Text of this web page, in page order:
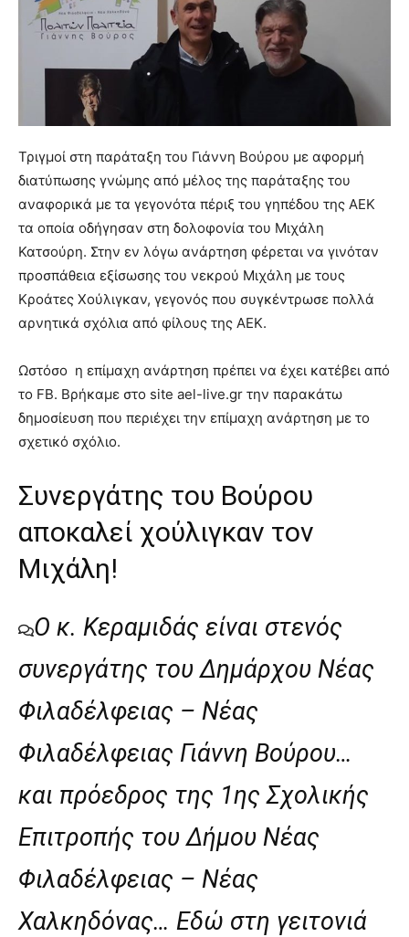
Τριγμοί στη παράταξη του Γιάννη Βούρου με αφορμή
διατύπωσης γνώμης από μέλος της παράταξης του
αναφορικά με τα γεγονότα πέριξ του γηπέδου της ΑΕΚ
τα οποία οδήγησαν στη δολοφονία του Μιχάλη
Κατσούρη. Στην εν λόγω ανάρτηση φέρεται να γινόταν
προσπάθεια εξίσωσης του νεκρού Μιχάλη με τους
Κροάτες Χούλιγκαν, γεγονός που συγκέντρωσε πολλά
αρνητικά σχόλια από φίλους της ΑΕΚ.
Ωστόσο η επίμαχη ανάρτηση πρέπει να έχει κατέβει από
το FB. Βρήκαμε στο site ael-live.gr την παρακάτω
δημοσίευση που περιέχει την επίμαχη ανάρτηση με το
σχετικό σχόλιο.
Συνεργάτης του Βούρου
αποκαλεί χούλιγκαν τον
Μιχάλη!
Ο κ. Κεραμιδάς είναι στενός
συνεργάτης του Δημάρχου Νέας
Φιλαδέλφειας – Νέας
Φιλαδέλφειας Γιάννη Βούρου…
και πρόεδρος της 1ης Σχολικής
Επιτροπής του Δήμου Νέας
Φιλαδέλφειας – Νέας
Χαλκηδόνας… Εδώ στη γειτονιά